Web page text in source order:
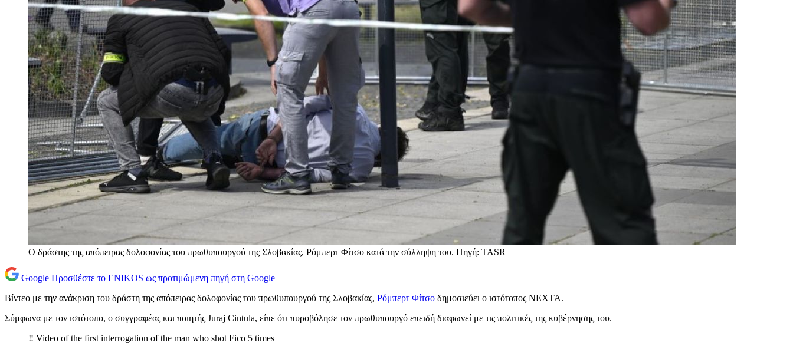
Ο δράστης της απόπειρας δολοφονίας του πρωθυπουργού της Σλοβακίας, Ρόμπερτ Φίτσο κατά την σύλληψη του. Πηγή: TASR
Google Προσθέστε το ENIKOS ως προτιμώμενη πηγή στη Google
Βίντεο με την ανάκριση του δράστη της απόπειρας δολοφονίας του πρωθυπουργού της Σλοβακίας, Ρόμπερτ Φίτσο δημοσιεύει ο ιστότοπος NEXTA.
Σύμφωνα με τον ιστότοπο, ο συγγραφέας και ποιητής Juraj Cintula, είπε ότι πυροβόλησε τον πρωθυπουργό επειδή διαφωνεί με τις πολιτικές της κυβέρνησης του.
‼️ Video of the first interrogation of the man who shot Fico 5 times